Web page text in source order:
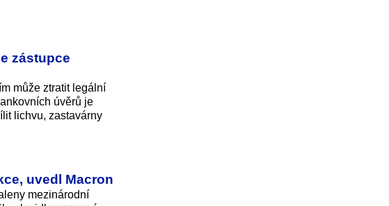
zástupce
může ztratit legální
úvěrů je
lichvu, zastavárny
uvedl Macron
mezinárodní